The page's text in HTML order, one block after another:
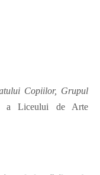
Copiilor, Grupul
a Liceului de Arte